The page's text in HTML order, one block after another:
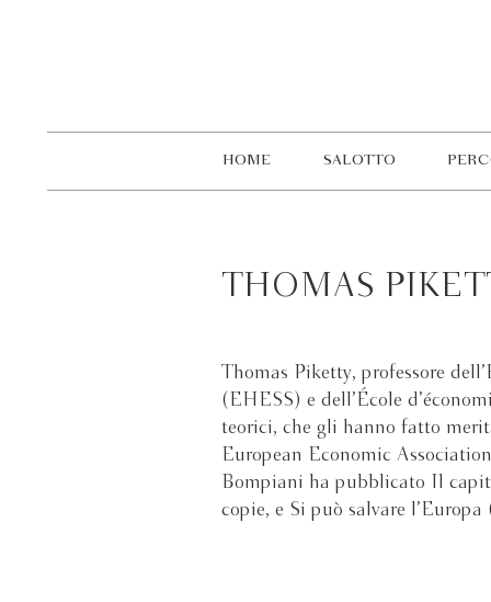
HOME SALOTTO
THOMAS
Thomas Piketty, professore
(EHESS) e dell’École
teorici, che gli hanno fatto
European Economic
Bompiani ha pubblicato Il
copie, e Si può salvare l’Europa